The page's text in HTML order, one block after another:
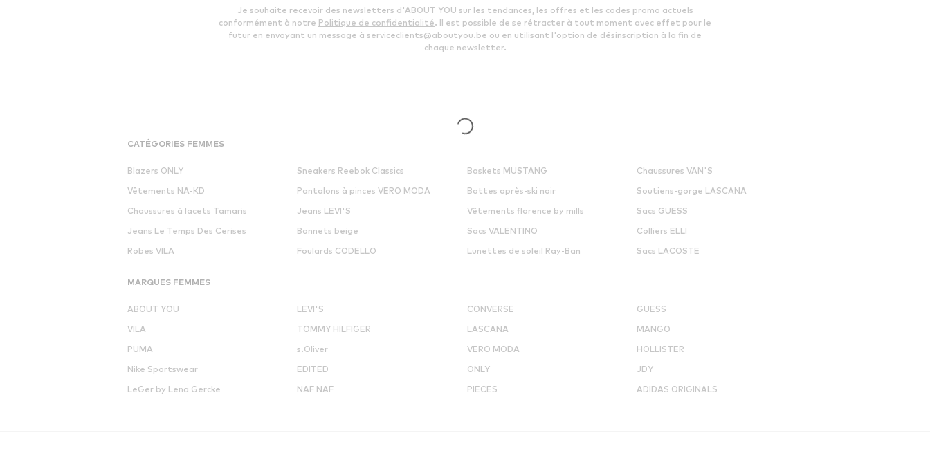
Je souhaite recevoir des newsletters d'ABOUT YOU sur les tendances, les offres et les codes promo actuels
conformément à notre Politique de confidentialité. Il est possible de se rétracter à tout moment avec effet pour le
futur en envoyant un message à serviceclients@aboutyou.be ou en utilisant l'option de désinscription à la fin de
chaque newsletter.
CATÉGORIES FEMMES
Blazers ONLY Sneakers Reebok Classics Baskets MUSTANG
Chaussures VAN'S
Vêtements NA-KD
Pantalons à pinces VERO MODA Bottes après-ski noir
Soutiens-gorge LASCANA
Chaussures à lacets Tamaris
Jeans LEVI'S Vêtements florence by mills
Sacs GUESS
Jeans Le Temps Des Cerises
Bonnets beige Sacs VALENTINO
Colliers ELLI
Robes VILA
Foulards CODELLO Lunettes de soleil Ray-Ban Sacs LACOSTE
MARQUES FEMMES
ABOUT YOU LEVI'S CONVERSE
GUESS
VILA
TOMMY HILFIGER LASCANA
MANGO
PUMA
s.Oliver VERO MODA
HOLLISTER
Nike Sportswear
EDITED ONLY
JDY
LeGer by Lena Gercke
NAF NAF PIECES ADIDAS ORIGINALS